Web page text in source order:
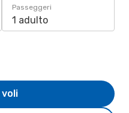
Passeggeri
1 adulto
voli